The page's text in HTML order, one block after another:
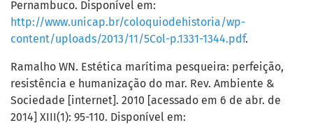
Pernambuco. Disponível em:
http://www.unicap.br/coloquiodehistoria/wp-
content/uploads/2013/11/5Col-p.1331-1344.pdf.
Ramalho WN. Estética marítima pesqueira: perfeição,
resistência e humanização do mar. Rev. Ambiente &
Sociedade [internet]. 2010 [acessado em 6 de abr. de
2014] XIII(1): 95-110. Disponível em: